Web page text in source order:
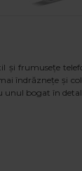
frumusețe
îndrăznețe și
bogat în